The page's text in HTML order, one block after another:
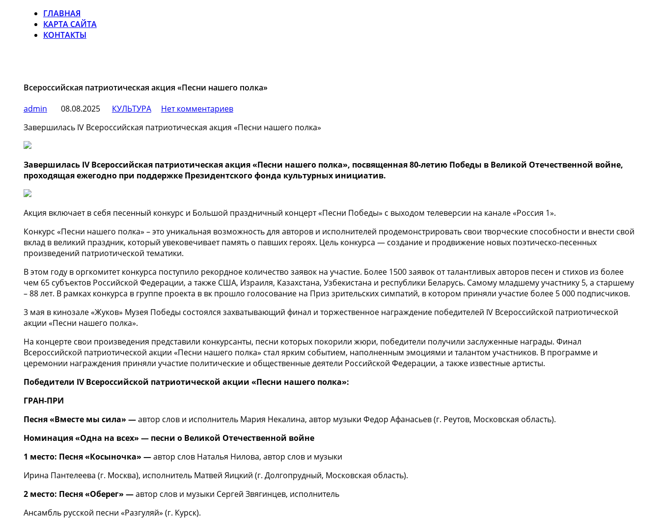
ГЛАВНАЯ
КАРТА САЙТА
КОНТАКТЫ
Всероссийская патриотическая акция «Песни нашего полка»
admin
08.08.2025 КУЛЬТУРА
Нет комментариев
Завершилась IV Всероссийская патриотическая акция «Песни нашего полка»
Завершилась IV Всероссийская патриотическая акция «Песни нашего полка», посвященная 80-летию Победы в Великой Отечественной войне,
проходящая ежегодно при поддержке Президентского фонда культурных инициатив.
Акция включает в себя песенный конкурс и Большой праздничный концерт «Песни Победы» с выходом телеверсии на канале «Россия 1».
Конкурс «Песни нашего полка» – это уникальная возможность для авторов и исполнителей продемонстрировать свои творческие способности и внести свой
вклад в великий праздник, который увековечивает память о павших героях. Цель конкурса — создание и продвижение новых поэтическо-песенных
произведений патриотической тематики.
В этом году в оргкомитет конкурса поступило рекордное количество заявок на участие. Более 1500 заявок от талантливых авторов песен и стихов из более
чем 65 субъектов Российской Федерации, а также США, Израиля, Казахстана, Узбекистана и республики Беларусь. Самому младшему участнику 5, а старшему
– 88 лет. В рамках конкурса в группе проекта в вк прошло голосование на Приз зрительских симпатий, в котором приняли участие более 5 000 подписчиков.
3 мая в кинозале «Жуков» Музея Победы состоялся захватывающий финал и торжественное награждение победителей IV Всероссийской патриотической
акции «Песни нашего полка».
На концерте свои произведения представили конкурсанты, песни которых покорили жюри, победители получили заслуженные награды. Финал
Всероссийской патриотической акции «Песни нашего полка» стал ярким событием, наполненным эмоциями и талантом участников. В программе и
церемонии награждения приняли участие политические и общественные деятели Российской Федерации, а также известные артисты.
Победители IV Всероссийской патриотической акции «Песни нашего полка»:
ГРАН-ПРИ
Песня «Вместе мы сила» —автор слов и исполнитель Мария Некалина, автор музыки Федор Афанасьев (г. Реутов, Московская область).
Номинация «Одна на всех» — песни о Великой Отечественной войне
1 место: Песня «Косыночка» —автор слов Наталья Нилова, автор слов и музыки
Ирина Пантелеева (г. Москва), исполнитель Матвей Яицкий (г. Долгопрудный, Московская область).
2 место: Песня «Оберег» —автор слов и музыки Сергей Звягинцев, исполнитель
Ансамбль русской песни «Разгуляй» (г. Курск).